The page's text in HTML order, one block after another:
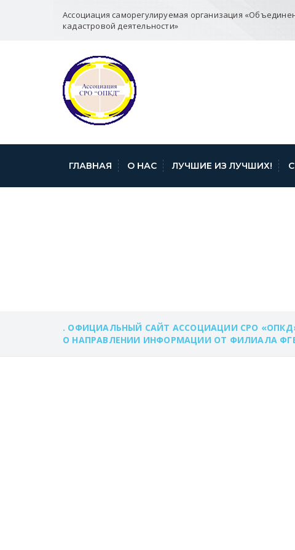
Ассоциация саморегулируемая организация
кадастровой деятельности»
ГЛАВНАЯ О НАС ЛУЧШИЕ ИЗ ЛУЧШИХ!
. ОФИЦИАЛЬНЫЙ САЙТ АССОЦИАЦИИ СРО
О НАПРАВЛЕНИИ ИНФОРМАЦИИ ОТ ФИЛИАЛА